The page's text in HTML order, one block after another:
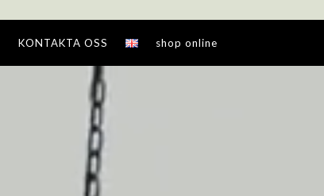
KONTAKTA OSS shop online